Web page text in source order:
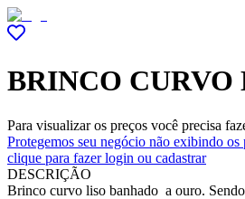
BRINCO CURVO
Para visualizar os preços você precisa
Protegemos seu negócio não exibindo
clique para fazer login ou cadastrar
DESCRIÇÃO
Brinco curvo liso banhado a ouro.